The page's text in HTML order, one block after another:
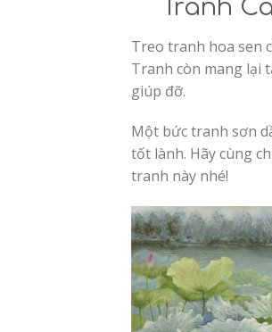
Tranh
Treo tranh hoa sen
Tranh còn mang lại
giúp đỡ.
Một bức tranh sơn
tốt lành. Hãy cùng
tranh này nhé!